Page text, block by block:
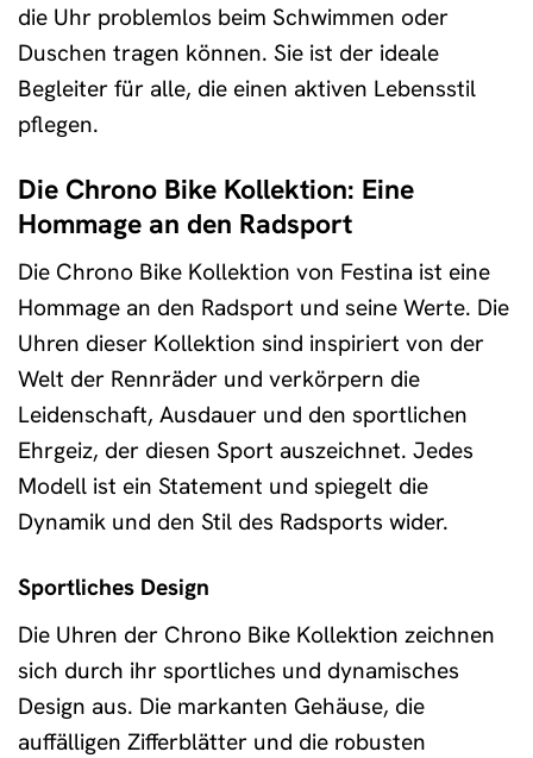
die Uhr problemlos beim Schwimmen oder
Duschen tragen können. Sie ist der ideale
Begleiter für alle, die einen aktiven Lebensstil
pflegen.
Die Chrono Bike Kollektion: Eine
Hommage an den Radsport
Die Chrono Bike Kollektion von Festina ist eine
Hommage an den Radsport und seine Werte. Die
Uhren dieser Kollektion sind inspiriert von der
Welt der Rennräder und verkörpern die
Leidenschaft, Ausdauer und den sportlichen
Ehrgeiz, der diesen Sport auszeichnet. Jedes
Modell ist ein Statement und spiegelt die
Dynamik und den Stil des Radsports wider.
Sportliches Design
Die Uhren der Chrono Bike Kollektion zeichnen
sich durch ihr sportliches und dynamisches
Design aus. Die markanten Gehäuse, die
auffälligen Zifferblätter und die robusten